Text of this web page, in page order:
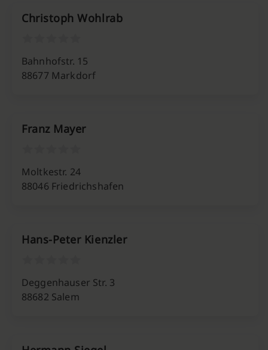
Christoph Wohlrab
Bahnhofstr. 15
88677 Markdorf
Franz Mayer
Moltkestr. 24
88046 Friedrichshafen
Hans-Peter Kienzler
Deggenhauser Str. 3
88682 Salem